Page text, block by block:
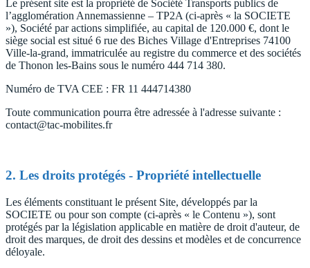
Le présent site est la propriété de Société Transports publics de
l’agglomération Annemassienne – TP2A (ci-après « la SOCIETE
»), Société par actions simplifiée, au capital de 120.000 €, dont le
siège social est situé 6 rue des Biches Village d'Entreprises 74100
Ville-la-grand, immatriculée au registre du commerce et des sociétés
de Thonon les-Bains sous le numéro 444 714 380.
Numéro de TVA CEE : FR 11 444714380
Toute communication pourra être adressée à l'adresse suivante :
contact@tac-mobilites.fr
2. Les droits protégés - Propriété intellectuelle
Les éléments constituant le présent Site, développés par la
SOCIETE ou pour son compte (ci-après « le Contenu »), sont
protégés par la législation applicable en matière de droit d'auteur, de
droit des marques, de droit des dessins et modèles et de concurrence
déloyale.